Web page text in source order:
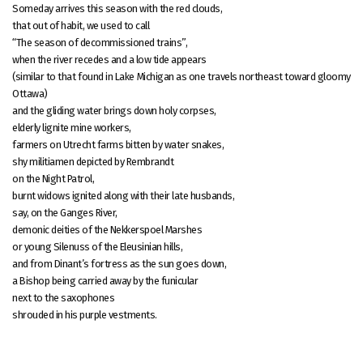
Someday arrives this season with the red clouds,
that out of habit, we used to call
“The season of decommissioned trains”,
when the river recedes and a low tide appears
(similar to that found in Lake Michigan as one travels northeast toward gloomy
Ottawa)
and the gliding water brings down holy corpses,
elderly lignite mine workers,
farmers on Utrecht farms bitten by water snakes,
shy militiamen depicted by Rembrandt
on the Night Patrol,
burnt widows ignited along with their late husbands,
say, on the Ganges River,
demonic deities of the Nekkerspoel Marshes
or young Silenuss of the Eleusinian hills,
and from Dinant’s fortress as the sun goes down,
a Bishop being carried away by the funicular
next to the saxophones
shrouded in his purple vestments.